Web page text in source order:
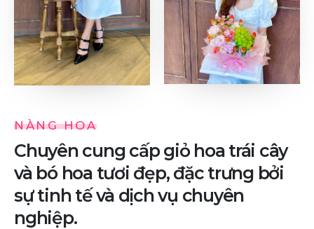
NÀNG HOA
Chuyên cung cấp giỏ hoa trái cây
và bó hoa tươi đẹp, đặc trưng bởi
sự tinh tế và dịch vụ chuyên
nghiệp.